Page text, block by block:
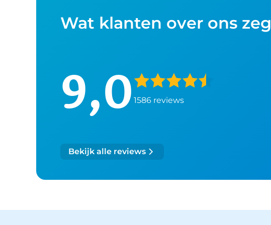
Wat klanten over ons
9,0 1586 reviews
Bekijk alle reviews